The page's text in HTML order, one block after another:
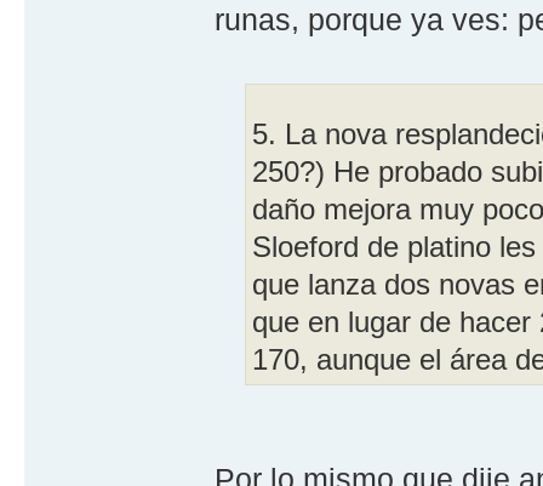
runas, porque ya ves:
5. La nova
250?) He probado
daño mejora muy
Sloeford de platino
que lanza dos novas
que en lugar de
170, aunque el área
Por lo mismo que dije